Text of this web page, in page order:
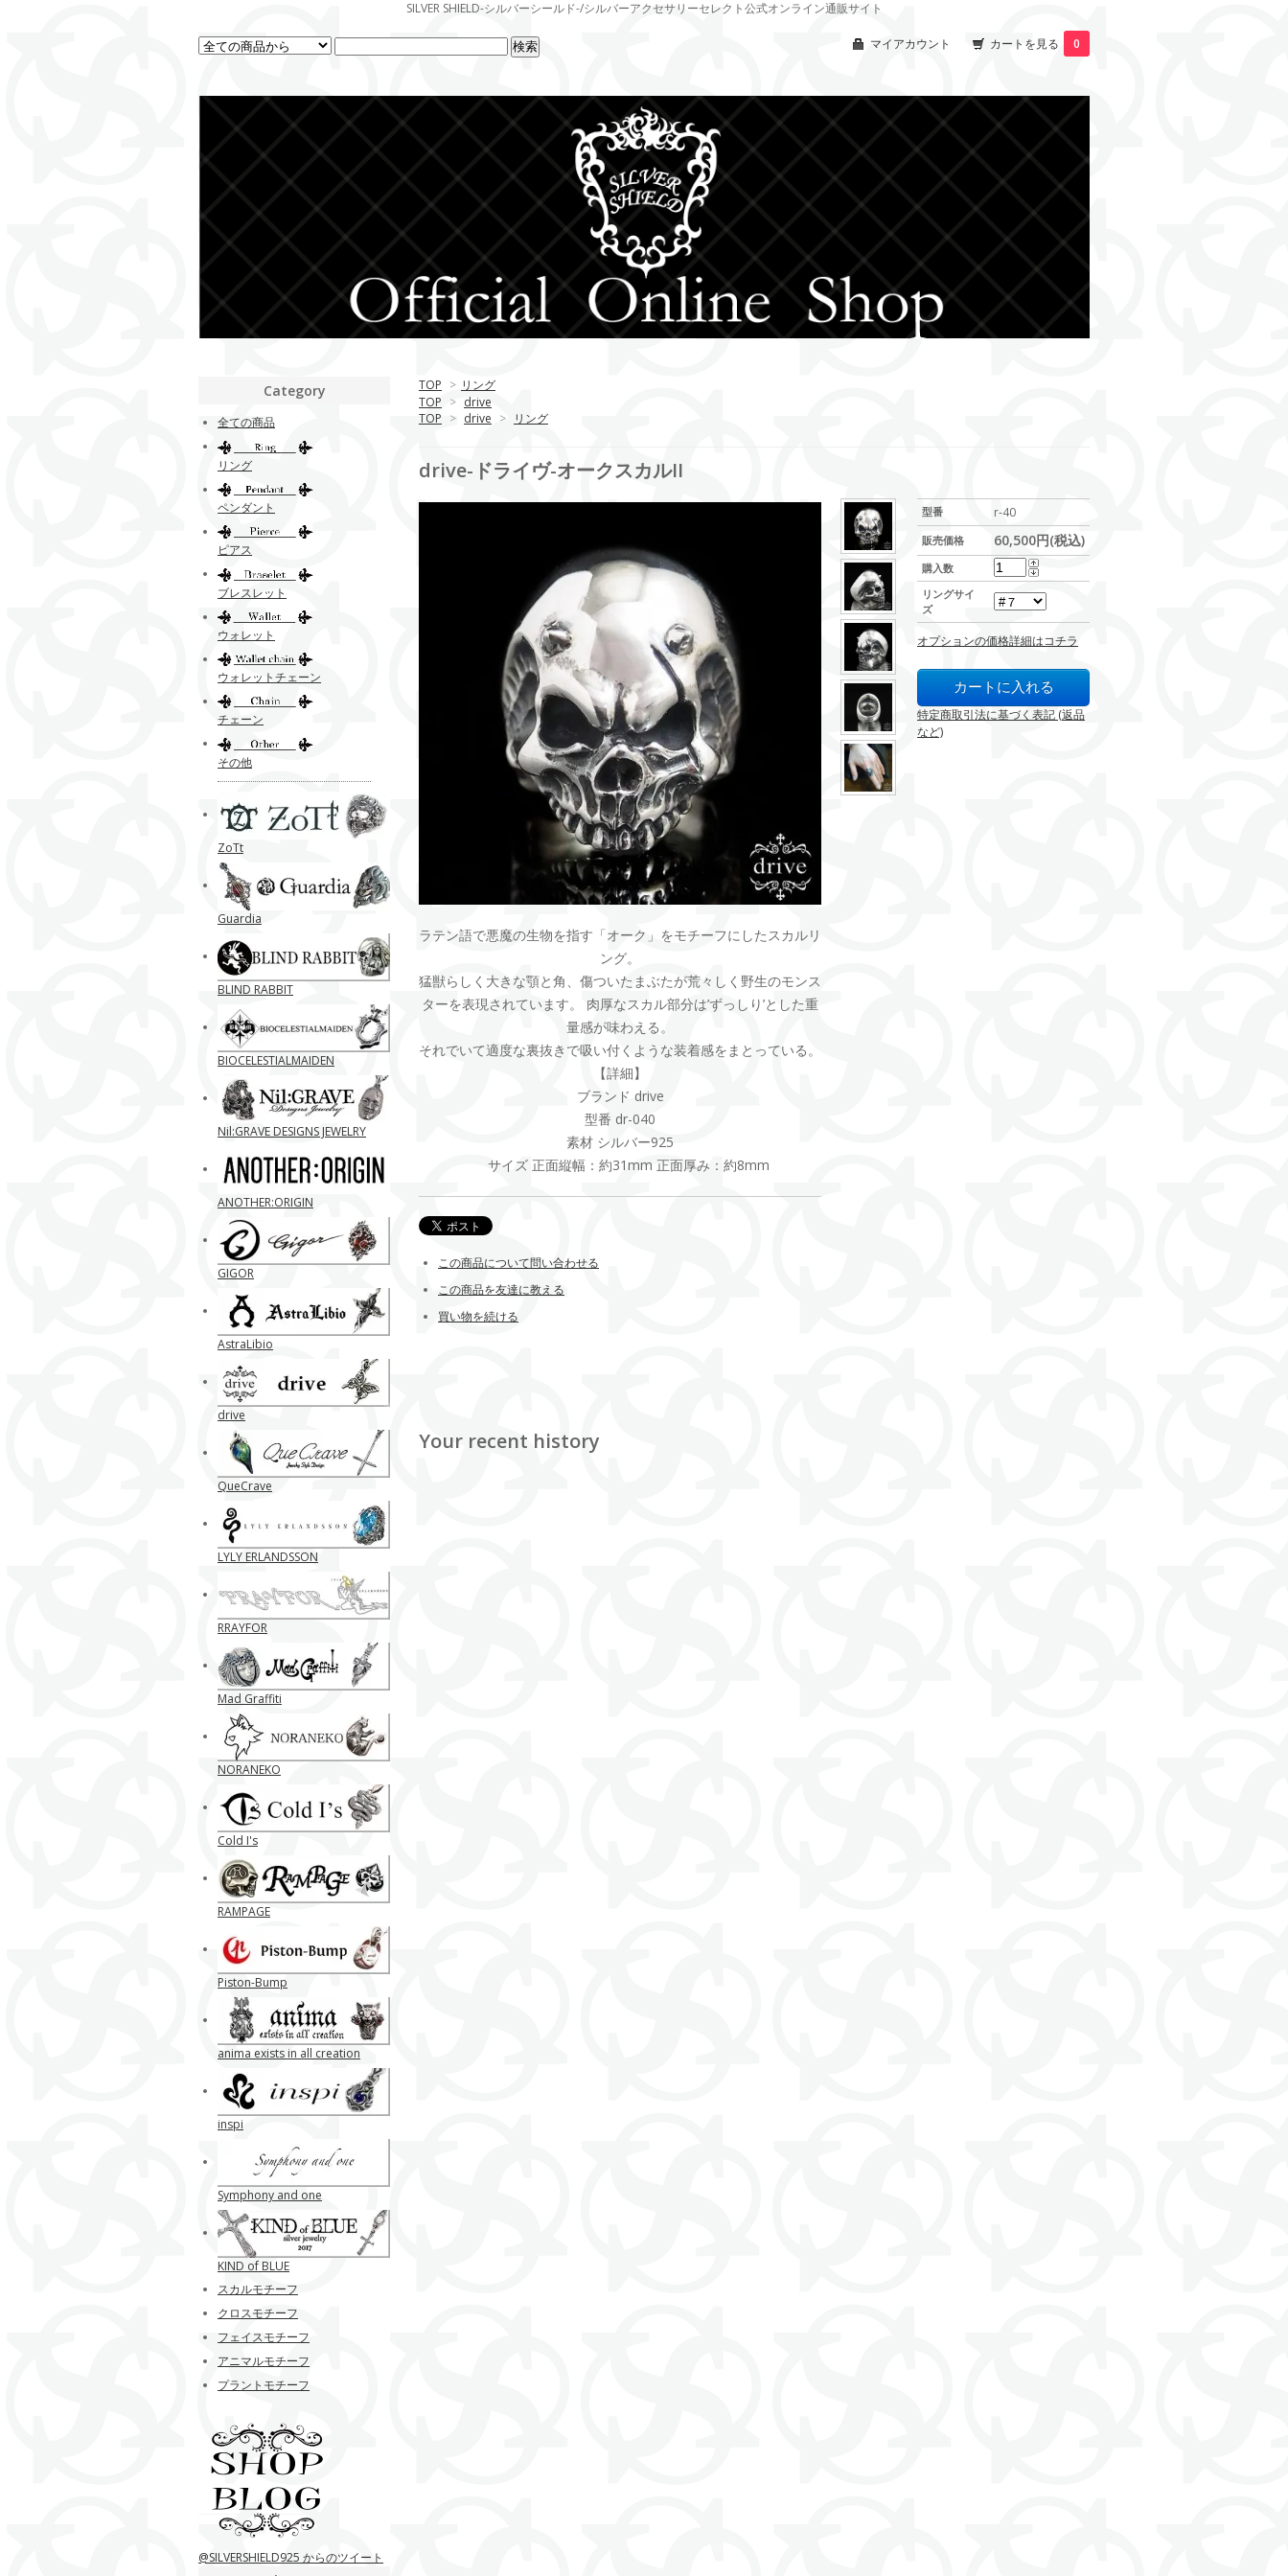
SILVER SHIELD-シルバーシールド-/シルバーアクセサリーセレクト公式オンライン通販サイト
マイアカウント カートを見る 0
TOP > リング
TOP > drive
TOP > drive > リング
drive-ドライヴ-オークスカルII
型番 r-40
販売価格 60,500円(税込)
購入数
リングサイ
ズ
オプションの価格詳細はコチラ
特定商取引法に基づく表記 (返品
など)
ラテン語で悪魔の生物を指す「オーク」をモチーフにしたスカルリ
ング。
猛獣らしく大きな顎と角、傷ついたまぶたが荒々しく野生のモンス
ターを表現されています。
肉厚なスカル部分は’ずっしり’とした重
量感が味わえる。
それでいて適度な裏抜きで吸い付くような装着感をまとっている。
【詳細】
ブランド drive
型番 dr-040
素材 シルバー925
サイズ 正面縦幅：約31mm 正面厚み：約8mm
この商品について問い合わせる
この商品を友達に教える
買い物を続ける
Your recent history
Category
全ての商品
リング
ペンダント
ピアス
ブレスレット
ウォレット
ウォレットチェーン
チェーン
その他
ZoTt
Guardia
BLIND RABBIT
BIOCELESTIALMAIDEN
Nil:GRAVE DESIGNS JEWELRY
ANOTHER:ORIGIN
GIGOR
AstraLibio
drive
QueCrave
LYLY ERLANDSSON
RRAYFOR
Mad Graffiti
NORANEKO
Cold I's
RAMPAGE
Piston-Bump
anima exists in all creation
inspi
Symphony and one
KIND of BLUE
スカルモチーフ
クロスモチーフ
フェイスモチーフ
アニマルモチーフ
プラントモチーフ
@SILVERSHIELD925 からのツイート